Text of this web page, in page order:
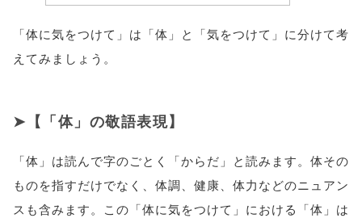
「体に気をつけて」は「体」と「気をつけて」に分けて考
えてみましょう。
【「体」の敬語表現】
「体」は読んで字のごとく「からだ」と読みます。体その
ものを指すだけでなく、体調、健康、体力などのニュアン
スも含みます。この「体に気をつけて」における「体」は